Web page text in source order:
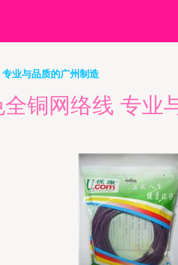
业与品质的广州制造
铜网络线 专业